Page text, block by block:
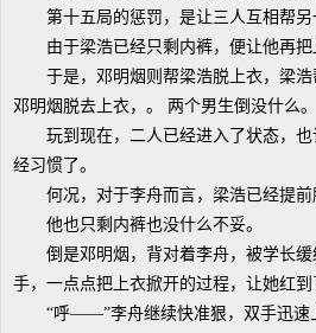
第十五局的惩罚，是让三人互相帮另
由于梁浩已经只剩内裤，便让他再把
于是，邓明烟则帮梁浩脱上衣，梁浩
邓明烟脱去上衣，。 两个男生倒没什么。
玩到现在，二人已经进入了状态，也
经习惯了。
何况，对于李舟而言，梁浩已经提前
他也只剩内裤也没什么不妥。
倒是邓明烟，背对着李舟，被学长缓
手，一点点把上衣掀开的过程，让她红到
“呼——”李舟继续快准狠，双手迅速